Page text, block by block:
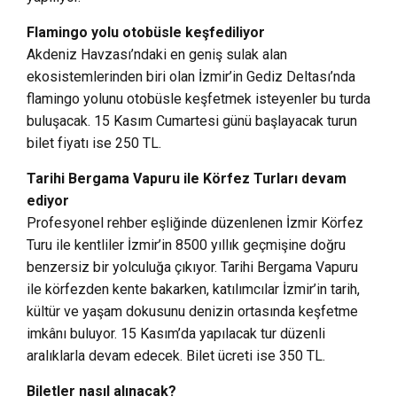
Flamingo yolu otobüsle keşfediliyor
Akdeniz Havzası’ndaki en geniş sulak alan
ekosistemlerinden biri olan İzmir’in Gediz Deltası’nda
flamingo yolunu otobüsle keşfetmek isteyenler bu turda
buluşacak. 15 Kasım Cumartesi günü başlayacak turun
bilet fiyatı ise 250 TL.
Tarihi Bergama Vapuru ile Körfez Turları devam
ediyor
Profesyonel rehber eşliğinde düzenlenen İzmir Körfez
Turu ile kentliler İzmir’in 8500 yıllık geçmişine doğru
benzersiz bir yolculuğa çıkıyor. Tarihi Bergama Vapuru
ile körfezden kente bakarken, katılımcılar İzmir’in tarih,
kültür ve yaşam dokusunu denizin ortasında keşfetme
imkânı buluyor. 15 Kasım’da yapılacak tur düzenli
aralıklarla devam edecek. Bilet ücreti ise 350 TL.
Biletler nasıl alınacak?